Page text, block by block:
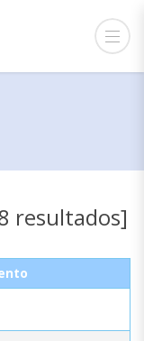
resultados]